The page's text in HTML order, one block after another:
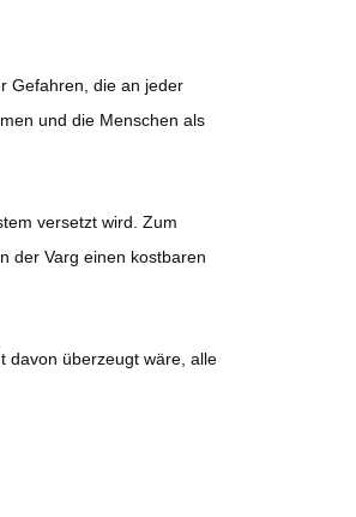
Gefahren, die an jeder
und die Menschen als
versetzt wird. Zum
der Varg einen kostbaren
davon überzeugt wäre, alle